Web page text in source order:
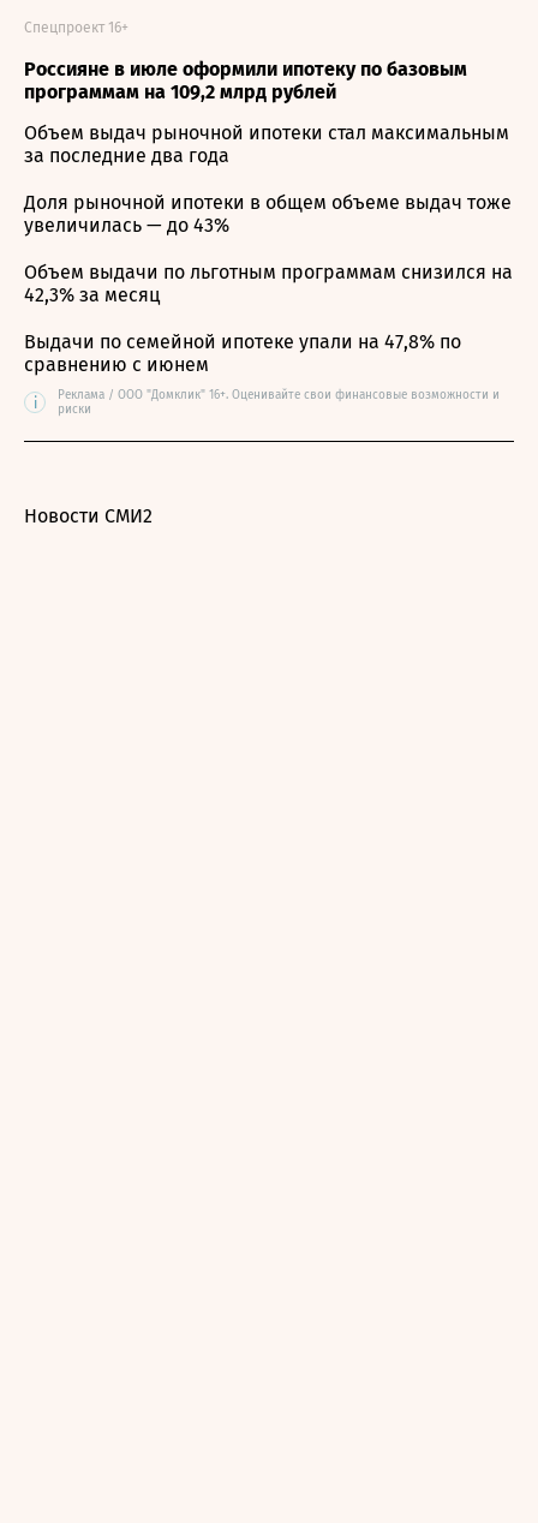
Россияне в июле оформили ипотеку по базовым
программам на 109,2 млрд рублей
Спецпроект 16+
Объем выдач рыночной ипотеки стал максимальным
за последние два года
Доля рыночной ипотеки в общем объеме выдач тоже
увеличилась — до 43%
Объем выдачи по льготным программам снизился на
42,3% за месяц
Выдачи по семейной ипотеке упали на 47,8% по
сравнению с июнем
i
Реклама / ООО "Домклик" 16+. Оценивайте свои финансовые возможности и
риски
Новости СМИ2